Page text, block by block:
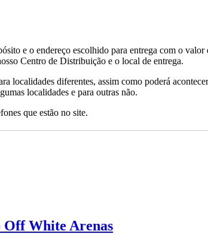
e o endereço escolhido para entrega com o
Centro de Distribuição e o local de entrega.
localidades diferentes, assim como poderá
localidades e para outras não.
que estão no site.
Off White Arenas